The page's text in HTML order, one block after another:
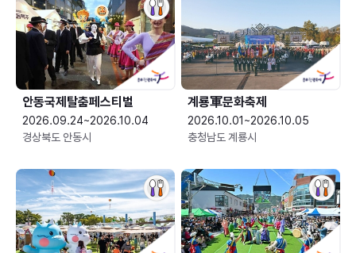
안동국제탈춤페스티벌
2026.09.24~2026.10.04
경상북도 안동시
2026.10.01~2026.10.05
충청남도 계룡시